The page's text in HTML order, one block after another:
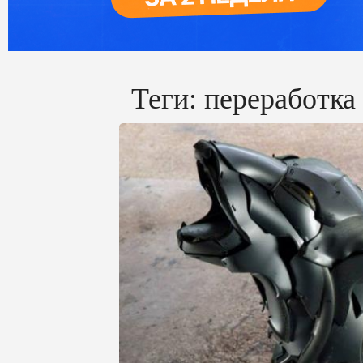
Теги: переработка